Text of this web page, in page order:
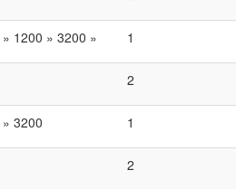
» 1200 » 3200 » 1
2
» 3200 1
2